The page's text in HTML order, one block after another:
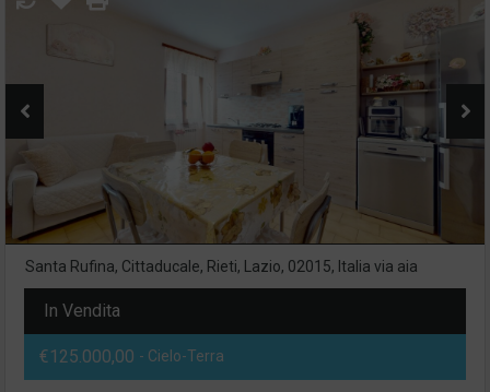
Santa Rufina, Cittaducale, Rieti, Lazio, 02015, Italia via aia
In Vendita
€125.000,00 - Cielo-Terra